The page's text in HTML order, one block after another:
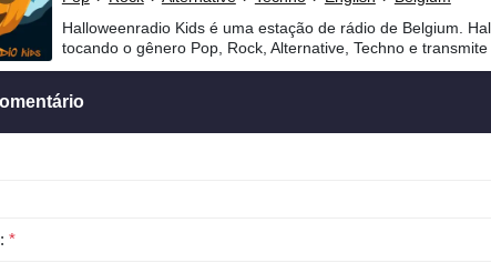
Halloweenradio Kids é uma estação de rádio de Belgium.
tocando o gênero Pop, Rock, Alternative, Techno e transmite
*